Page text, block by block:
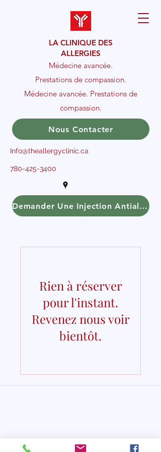
LA CLINIQUE DES
ALLERGIES
Médecine avancée.
Prestations de compassion.
Médecine avancée. Prestations de
compassion.
Nous Contacter
Demander Une Injection Antiallergique
780-425-3400
Info@theallergyclinic.ca
Rien à réserver
pour l'instant.
Revenez nous voir
bientôt.
Formulaire d'abonnement